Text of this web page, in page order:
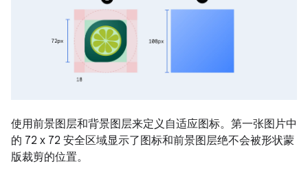
使用前景图层和背景图层来定义自适应图标。第一张图片中
的 72 x 72 安全区域显示了图标和前景图层绝不会被形状蒙
版裁剪的位置。